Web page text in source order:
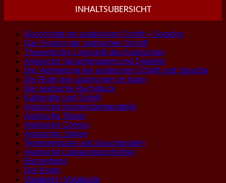
INHALTSUBERSICHT
Geschichte der arabischen Schrift + Sprache
Das System der arabischen Schrift
Theoretische Linguistik des Arabischen
Arabische Sprachgruppen und Dialekte
Die Verbreitung der arabischen Schrift und Sprache
Die Rolle des arabischen im Islam
Der arabische Buchdruck
Kalligrafie und Schrift
Arabische Namensbestandteile
Arabische Tatoos
Arabische Comics
Arabische Zahlen
Textexemplare und Sprachproben
Arabische Literatur(geschichte)
Büchertipps
Der Koran
Vokabeln / Vokabular